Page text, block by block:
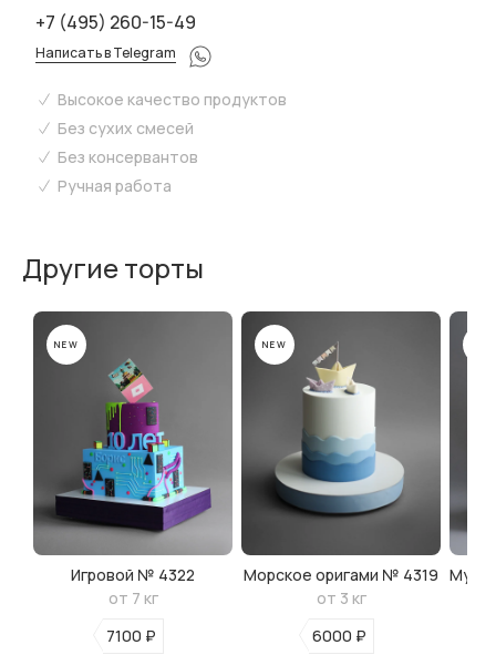
+7 (495) 260-15-49
Написать в Telegram
Высокое качество продуктов
Без сухих смесей
Без консервантов
Ручная работа
Другие торты
Игровой № 4322
от 7 кг
7100 ₽
NEW
Морское оригами № 4319
от 3 кг
6000 ₽
NEW